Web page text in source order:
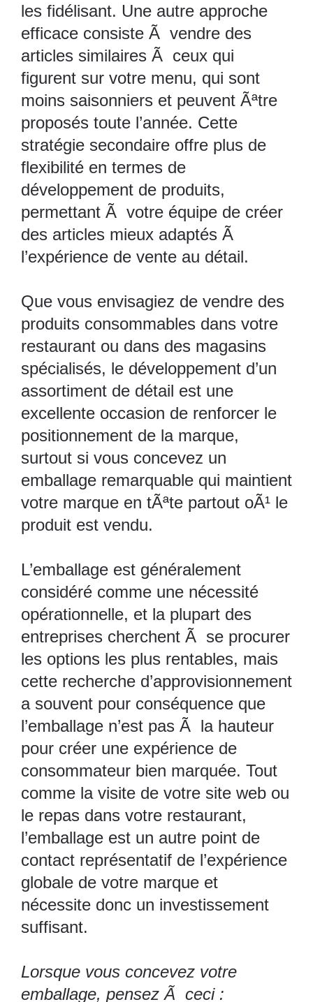
les fidélisant. Une autre approche
efficace consiste Ã vendre des
articles similaires Ã ceux qui
figurent sur votre menu, qui sont
moins saisonniers et peuvent Ãªtre
proposés toute l’année. Cette
stratégie secondaire offre plus de
flexibilité en termes de
développement de produits,
permettant Ã votre équipe de créer
des articles mieux adaptés Ã
l’expérience de vente au détail.
Que vous envisagiez de vendre des
produits consommables dans votre
restaurant ou dans des magasins
spécialisés, le développement d’un
assortiment de détail est une
excellente occasion de renforcer le
positionnement de la marque,
surtout si vous concevez un
emballage remarquable qui maintient
votre marque en tÃªte partout oÃ¹ le
produit est vendu.
L’emballage est généralement
considéré comme une nécessité
opérationnelle, et la plupart des
entreprises cherchent Ã se procurer
les options les plus rentables, mais
cette recherche d’approvisionnement
a souvent pour conséquence que
l’emballage n’est pas Ã la hauteur
pour créer une expérience de
consommateur bien marquée. Tout
comme la visite de votre site web ou
le repas dans votre restaurant,
l’emballage est un autre point de
contact représentatif de l’expérience
globale de votre marque et
nécessite donc un investissement
suffisant.
Lorsque vous concevez votre
emballage, pensez Ã ceci :